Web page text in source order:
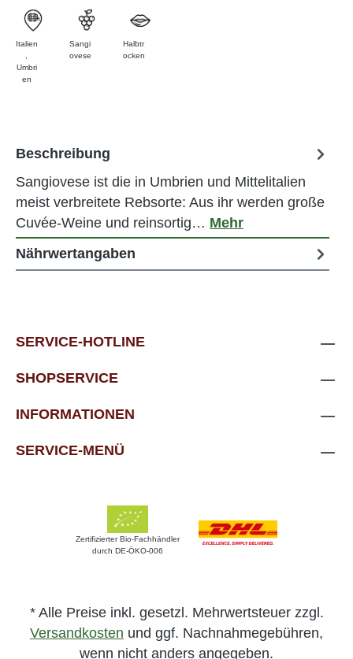
Italien
Umbri
en
Sangi
ovese
Halbtr
ocken
Beschreibung
Sangiovese ist die in Umbrien und Mittelitalien
meist verbreitete Rebsorte: Aus ihr werden große
Cuvée-Weine und reinsortig… Mehr
Nährwertangaben
SERVICE-HOTLINE
SHOPSERVICE
INFORMATIONEN
SERVICE-MENÜ
Zertifizierter Bio-Fachhändler
durch DE-ÖKO-006
* Alle Preise inkl. gesetzl. Mehrwertsteuer zzgl.
Versandkosten und ggf. Nachnahmegebühren,
wenn nicht anders angegeben.